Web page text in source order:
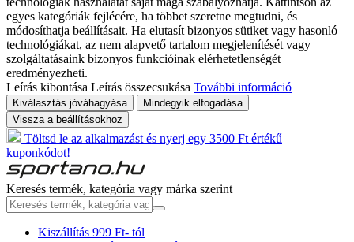
egyes kategóriák fejlécére, ha többet szeretne megtudni, és
módosíthatja beállításait. Ha elutasít bizonyos sütiket vagy hasonló
technológiákat, az nem alapvető tartalom megjelenítését vagy
szolgáltatásaink bizonyos funkcióinak elérhetetlenségét
eredményezheti.
Leírás kibontása Leírás összecsukása További információ
Kiválasztás jóváhagyása
Mindegyik elfogadása
Vissza a beállításokhoz
Töltsd le az alkalmazást és nyerj egy 3500 Ft értékű
kuponkódot!
Keresés termék, kategória vagy márka szerint
Kiszállítás 999 Ft- tól